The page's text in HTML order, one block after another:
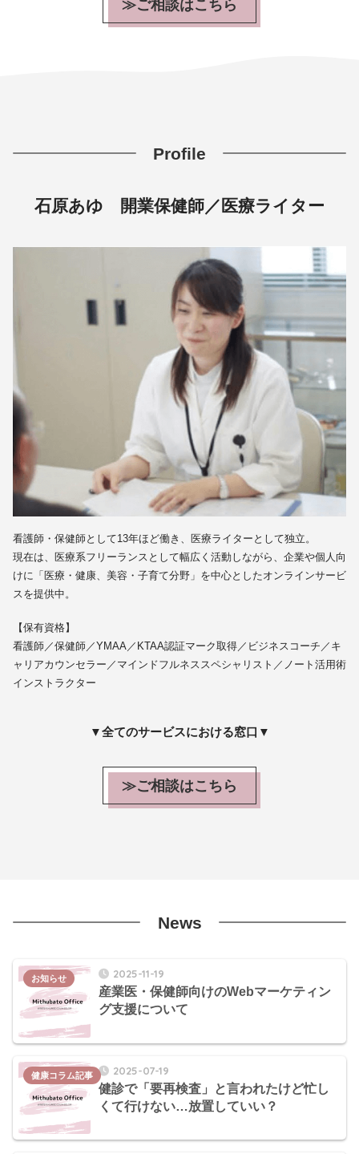
≫ご相談はこちら
Profile
石原あゆ 開業保健師／医療ライター
看護師・保健師として13年ほど働き、医療ライターとして独立。
現在は、医療系フリーランスとして幅広く活動しながら、企業や個人向
けに「医療・健康、美容・子育て分野」を中心としたオンラインサービ
スを提供中。
【保有資格】
看護師／保健師／YMAA／KTAA認証マーク取得／ビジネスコーチ／キ
ャリアカウンセラー／マインドフルネススペシャリスト／ノート活用術
インストラクター
▼全てのサービスにおける窓口▼
≫ご相談はこちら
News
2025-11-19
産業医・保健師向けのWebマーケティン
グ支援について
お知らせ
2025-07-19
健診で「要再検査」と言われたけど忙し
くて行けない…放置していい？
健康コラム記事